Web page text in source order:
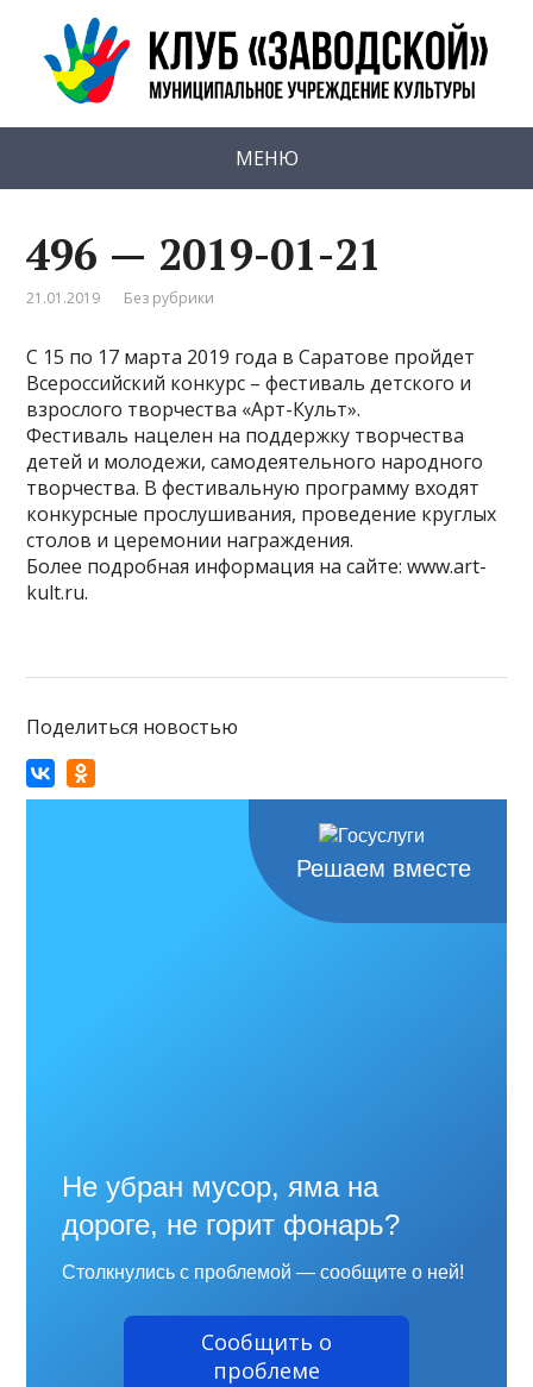
МЕНЮ
496 — 2019-01-21
21.01.2019 Без рубрики
С 15 по 17 марта 2019 года в Саратове пройдет
Всероссийский конкурс – фестиваль детского и
взрослого творчества «Арт-Культ».
Фестиваль нацелен на поддержку творчества
детей и молодежи, самодеятельного народного
творчества. В фестивальную программу входят
конкурсные прослушивания, проведение круглых
столов и церемонии награждения.
Более подробная информация на сайте: www.art-
kult.ru.
Поделиться новостью
Решаем вместе
Не убран мусор, яма на
дороге, не горит фонарь?
Столкнулись с проблемой — сообщите о ней!
Сообщить о
проблеме